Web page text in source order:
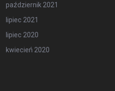
październik 2021
lipiec 2021
lipiec 2020
kwiecień 2020